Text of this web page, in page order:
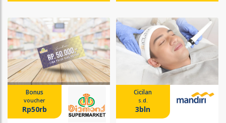
Bonus
voucher
Rp50rb
Cicilan
s.d.
3bln